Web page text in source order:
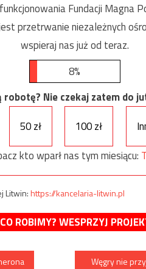
Fundacji Magna
przetrwanie niezależnych
wspieraj nas już od teraz.
8%
robotę? Nie czekaj zatem do
50 zł 100 zł
kto wparł nas tym miesiącu:
Litwin:https://kancelaria-litwin.pl
ROBIMY? WESPRZYJ
Węgry nie